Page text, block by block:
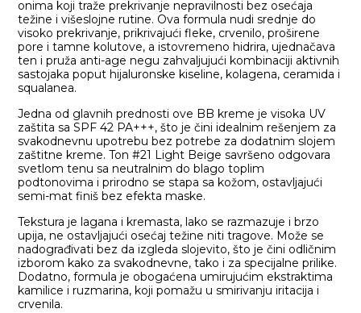
onima koji traže prekrivanje nepravilnosti bez osećaja
težine i višeslojne rutine. Ova formula nudi srednje do
visoko prekrivanje, prikrivajući fleke, crvenilo, proširene
pore i tamne kolutove, a istovremeno hidrira, ujednačava
ten i pruža anti-age negu zahvaljujući kombinaciji aktivnih
sastojaka poput hijaluronske kiseline, kolagena, ceramida i
squalanea.
Jedna od glavnih prednosti ove BB kreme je visoka UV
zaštita sa SPF 42 PA+++, što je čini idealnim rešenjem za
svakodnevnu upotrebu bez potrebe za dodatnim slojem
zaštitne kreme. Ton #21 Light Beige savršeno odgovara
svetlom tenu sa neutralnim do blago toplim
podtonovima i prirodno se stapa sa kožom, ostavljajući
semi-mat finiš bez efekta maske.
Tekstura je lagana i kremasta, lako se razmazuje i brzo
upija, ne ostavljajući osećaj težine niti tragove. Može se
nadograđivati bez da izgleda slojevito, što je čini odličnim
izborom kako za svakodnevne, tako i za specijalne prilike.
Dodatno, formula je obogaćena umirujućim ekstraktima
kamilice i ruzmarina, koji pomažu u smirivanju iritacija i
crvenila.